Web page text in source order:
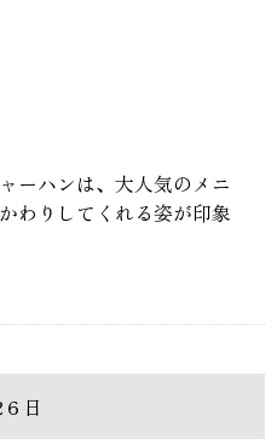
ーハンは、大人気のメニ
わりしてくれる姿が印象
日